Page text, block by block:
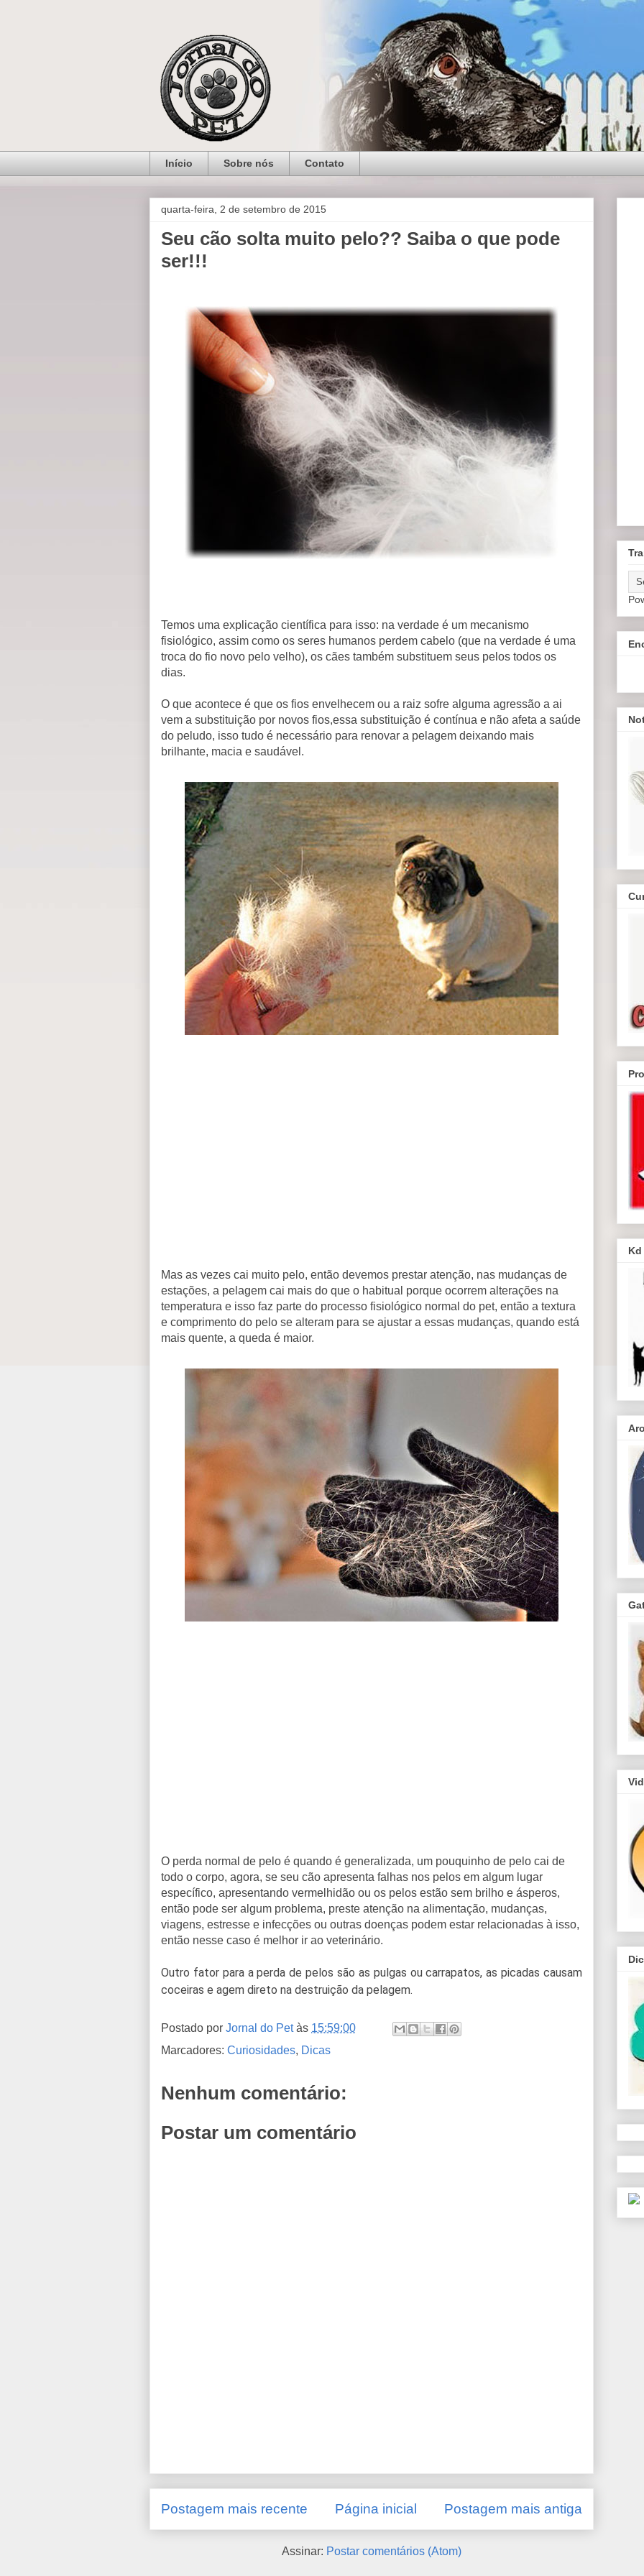
Início Sobre nós Contato
quarta-feira, 2 de setembro de 2015
Seu cão solta muito pelo?? Saiba o que pode
ser!!!
Temos uma explicação científica para isso: na verdade é um mecanismo
fisiológico, assim como os seres humanos perdem cabelo (que na verdade é uma
troca do fio novo pelo velho), os cães também substituem seus pelos todos os
dias.
O que acontece é que os fios envelhecem ou a raiz sofre alguma agressão a ai
vem a substituição por novos fios,essa substituição é contínua e não afeta a saúde
do peludo, isso tudo é necessário para renovar a pelagem deixando mais
brilhante, macia e saudável.
Mas as vezes cai muito pelo, então devemos prestar atenção, nas mudanças de
estações, a pelagem cai mais do que o habitual porque ocorrem alterações na
temperatura e isso faz parte do processo fisiológico normal do pet, então a textura
e comprimento do pelo se alteram para se ajustar a essas mudanças, quando está
mais quente, a queda é maior.
O perda normal de pelo é quando é generalizada, um pouquinho de pelo cai de
todo o corpo, agora, se seu cão apresenta falhas nos pelos em algum lugar
específico, apresentando vermelhidão ou os pelos estão sem brilho e ásperos,
então pode ser algum problema, preste atenção na alimentação, mudanças,
viagens, estresse e infecções ou outras doenças podem estar relacionadas à isso,
então nesse caso é melhor ir ao veterinário.
Outro fator para a perda de pelos são as pulgas ou carrapatos, as picadas causam
coceiras e agem direto na destruição da pelagem.
Postado por Jornal do Pet às 15:59:00
Marcadores: Curiosidades, Dicas
Nenhum comentário:
Postar um comentário
Postagem mais recente Postagem mais antiga
Página inicial
Assinar: Postar comentários (Atom)